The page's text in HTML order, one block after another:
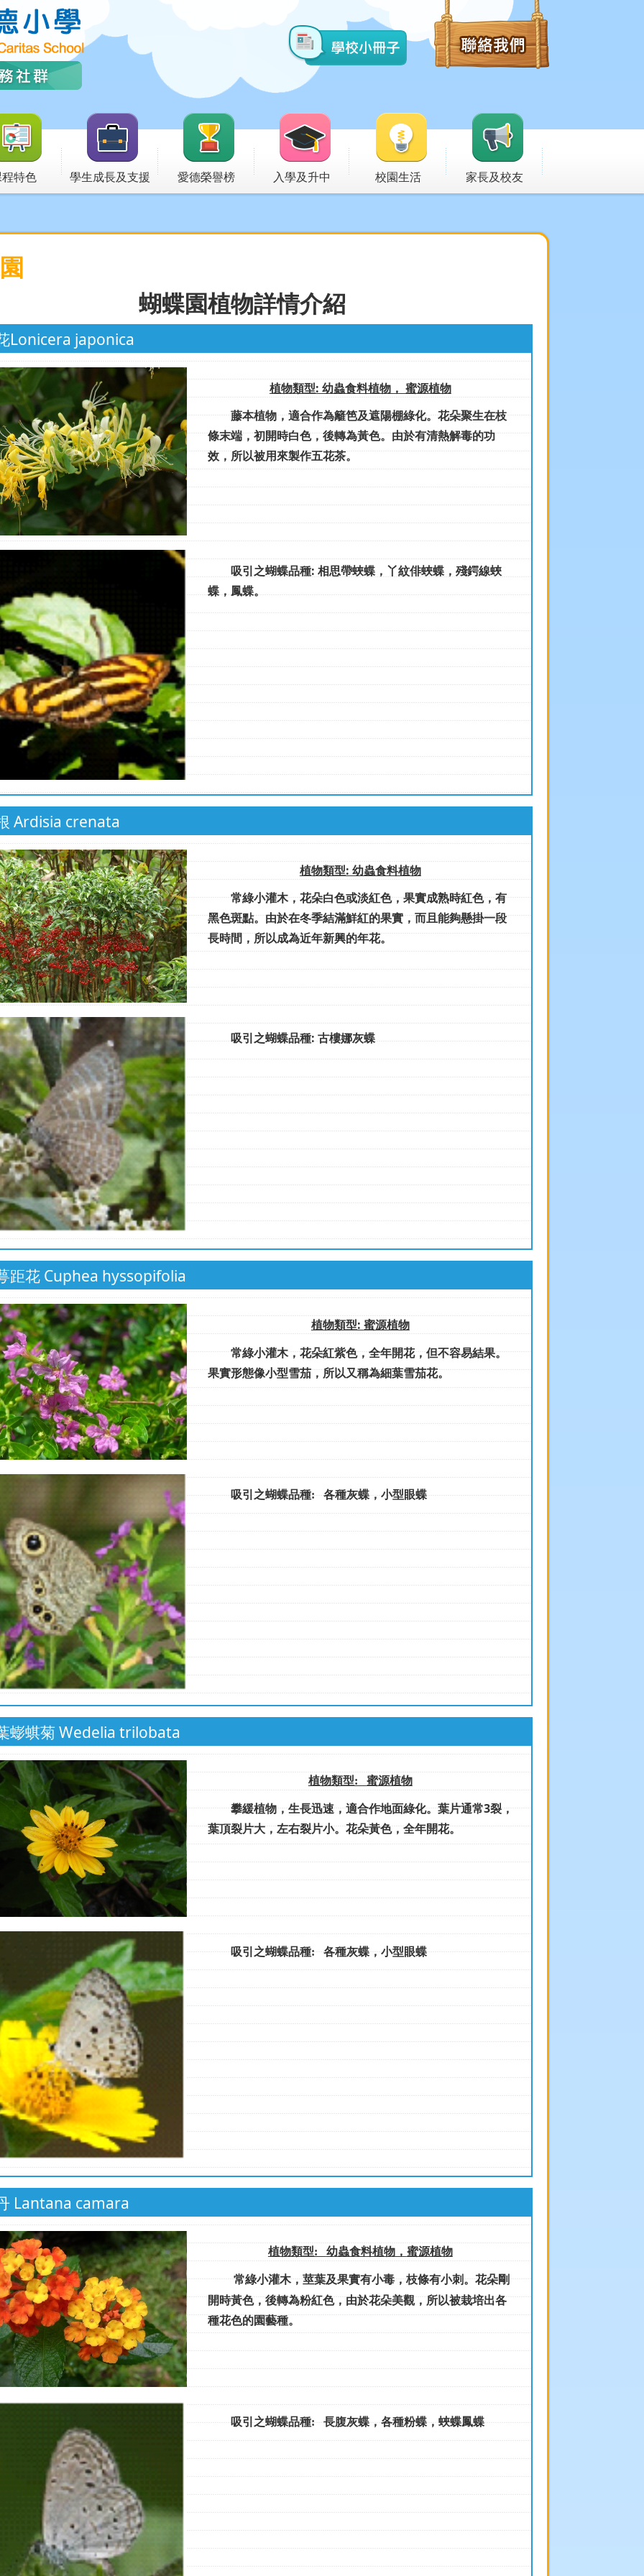
特色 學生成長及支援 愛德榮譽榜 入學及升中 校園生活 家長及校友
蝴蝶園植物詳情介紹
Lonicera japonica
植物類型: 幼蟲食料植物， 蜜源植物
藤本植物，適合作為籬笆及遮陽棚綠化。花朵聚生在枝
條末端，初開時白色，後轉為黃色。由於有清熱解毒的功
效，所以被用來製作五花茶。
吸引之蝴蝶品種: 相思帶蛺蝶，丫紋俳蛺蝶，殘鍔線蛺
蝶，鳳蝶。
Ardisia crenata
植物類型: 幼蟲食料植物
常綠小灌木，花朵白色或淡紅色，果實成熟時紅色，有
黑色斑點。由於在冬季結滿鮮紅的果實，而且能夠懸掛一段
長時間，所以成為近年新興的年花。
吸引之蝴蝶品種: 古樓娜灰蝶
距花 Cuphea hyssopifolia
植物類型: 蜜源植物
常綠小灌木，花朵紅紫色，全年開花，但不容易結果。
果實形態像小型雪茄，所以又稱為細葉雪茄花。
吸引之蝴蝶品種: 各種灰蝶，小型眼蝶
蟛蜞菊 Wedelia trilobata
植物類型: 蜜源植物
攀緩植物，生長迅速，適合作地面綠化。葉片通常3裂，
葉頂裂片大，左右裂片小。花朵黃色，全年開花。
吸引之蝴蝶品種: 各種灰蝶，小型眼蝶
Lantana camara
植物類型: 幼蟲食料植物， 蜜源植物
常綠小灌木，莖葉及果實有小毒，枝條有小刺。花朵剛
開時黃色，後轉為粉紅色，由於花朵美觀，所以被栽培出各
種花色的園藝種。
吸引之蝴蝶品種: 長腹灰蝶， 各種粉蝶，蛺蝶鳳蝶